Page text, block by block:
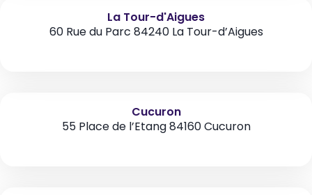
La Tour-d'Aigues
60 Rue du Parc 84240 La Tour-d’Aigues
Cucuron
55 Place de l’Etang 84160 Cucuron